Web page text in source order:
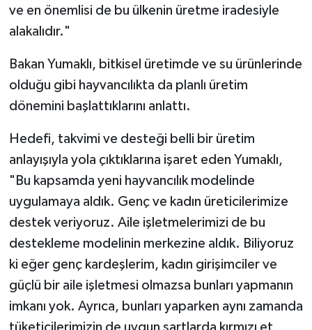
ve en önemlisi de bu ülkenin üretme iradesiyle
alakalıdır."
Bakan Yumaklı, bitkisel üretimde ve su ürünlerinde
olduğu gibi hayvancılıkta da planlı üretim
dönemini başlattıklarını anlattı.
Hedefi, takvimi ve desteği belli bir üretim
anlayışıyla yola çıktıklarına işaret eden Yumaklı,
"Bu kapsamda yeni hayvancılık modelinde
uygulamaya aldık. Genç ve kadın üreticilerimize
destek veriyoruz. Aile işletmelerimizi de bu
destekleme modelinin merkezine aldık. Biliyoruz
ki eğer genç kardeşlerim, kadın girişimciler ve
güçlü bir aile işletmesi olmazsa bunları yapmanın
imkanı yok. Ayrıca, bunları yaparken aynı zamanda
tüketicilerimizin de uygun şartlarda kırmızı et